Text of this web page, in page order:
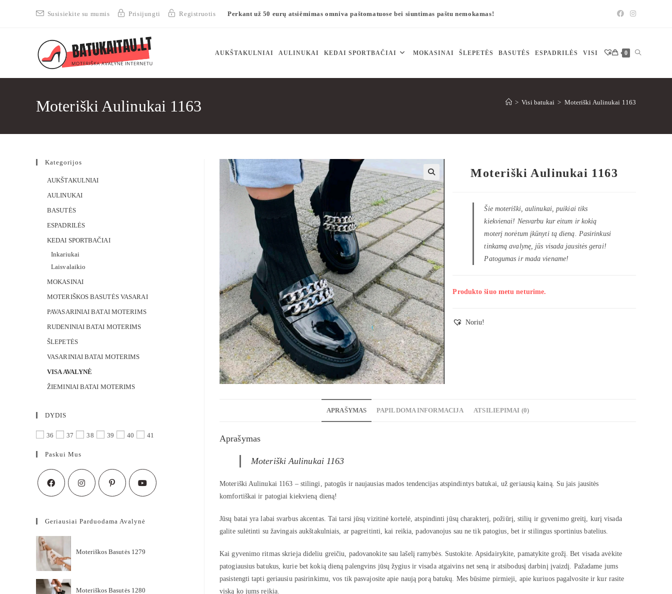
Susisiekite su mumis Prisijungti Registruotis Perkant už 50 eurų atsiėmimas omniva paštomatuose bei siuntimas paštu nemokamas!
AUKŠTAKULNIAI AULINUKAI KEDAI SPORTBAČIAI MOKASINAI ŠLEPETĖS BASUTĖS ESPADRILĖS VISI 0
Moteriški Aulinukai 1163 > Visi batukai > Moteriški Aulinukai 1163
🔍
Moteriški Aulinukai 1163
Šie moteriški, aulinukai, puikiai tiks
kiekvienai! Nesvarbu kur eitum ir kokią
moterį norėtum įkūnyti tą dieną. Pasirinkusi
tinkamą avalynę, jūs visada jausitės gerai!
Patogumas ir mada viename!
Produkto šiuo metu neturime.
Noriu!
APRAŠYMAS PAPILDOMA INFORMACIJA ATSILIEPIMAI (0)
Aprašymas
Moteriški Aulinukai 1163
Moteriški Aulinukai 1163 – stilingi, patogūs ir naujausias mados tendencijas atspindintys batukai, už geriausią kainą. Su jais jausitės
komfortiškai ir patogiai kiekvieną dieną!
Jūsų batai yra labai svarbus akcentas. Tai tarsi jūsų vizitinė kortelė, atspindinti jūsų charakterį, požiūrį, stilių ir gyvenimo greitį, kurį visada
galite sulėtinti su žavingais aukštakulniais, ar pagreitinti, kai reikia, padovanojus sau ne tik patogius, bet ir stilingus sportinius batelius.
Kai gyvenimo ritmas skrieja dideliu greičiu, padovanokite sau lašelį ramybės. Sustokite. Apsidairykite, pamatykite grožį. Bet visada avėkite
patogiausius batukus, kurie bet kokią dieną palengvins jūsų žygius ir visada atgaivins net seną ir atsibodusį darbinį įvaizdį. Pažadame jums
pasistengti tapti geriausiu pasirinkimu, vos tik pasvajosite apie naują porą batukų. Mes būsime pirmieji, apie kuriuos pagalvosite ir kur rasite
viską ko jums reikia.
Kategorijos
AUKŠTAKULNIAI
AULINUKAI
BASUTĖS
ESPADRILĖS
KEDAI SPORTBAČIAI
Inkariukai
Laisvalaikio
MOKASINAI
MOTERIŠKOS BASUTĖS VASARAI
PAVASARINIAI BATAI MOTERIMS
RUDENINIAI BATAI MOTERIMS
ŠLEPETĖS
VASARINIAI BATAI MOTERIMS
VISA AVALYNĖ
ŽIEMINIAI BATAI MOTERIMS
DYDIS
36 37 38 39 40 41
Paskui Mus
Geriausiai Parduodama Avalynė
Moteriškos Basutės 1279
Moteriškos Basutės 1280